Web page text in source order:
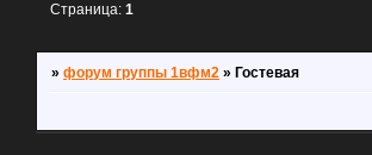
Страница:1
»форум группы 1вфм2 » Гостевая